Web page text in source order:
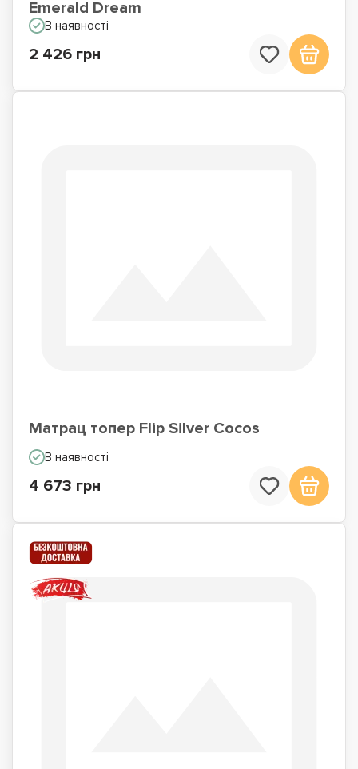
Emerald Dream
В наявності
2 426 грн
Матрац топер Flip Silver Cocos
В наявності
4 673 грн